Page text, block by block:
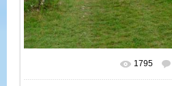
В реальном размере
1795